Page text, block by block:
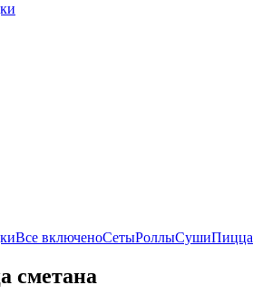
Все включеноСетыРоллыСушиПицца
сметана